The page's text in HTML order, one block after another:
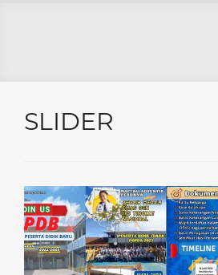
SLIDER